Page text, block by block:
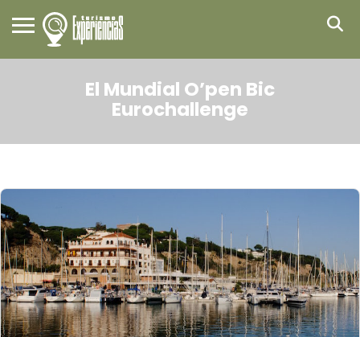
El Mundial O’pen Bic
Eurochallenge